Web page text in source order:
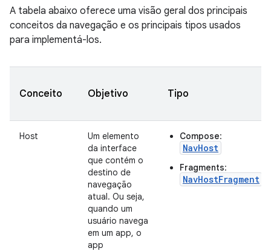
A tabela abaixo oferece uma visão geral dos principais
conceitos da navegação e os principais tipos usados
para implementá-los.
Conceito Objetivo Tipo
Host
Um elemento
da interface
que contém o
destino de
navegação
atual. Ou seja,
quando um
usuário navega
em um app, o
app
Compose:
NavHost
Fragments:
NavHostFragment